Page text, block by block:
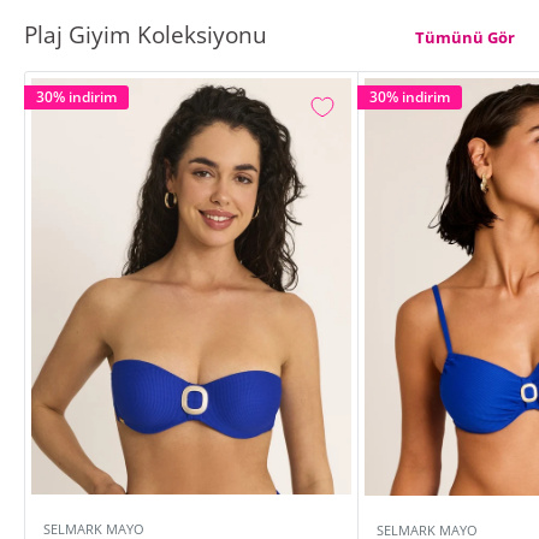
Plaj Giyim Koleksiyonu Tümünü Gör
30% indirim
SELMARK MAYO
30% indirim
SELMARK MAYO